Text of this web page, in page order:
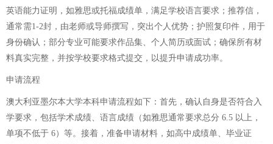
英语能力证明，如雅思或托福成绩单，满足学校语言要求；推荐信，
通常需1-2封，由老师或导师撰写，突出个人优势；护照复印件，用于
身份确认；部分专业可能要求作品集、个人简历或面试；确保所有材
料真实完整，并按学校要求格式提交，以提升申请成功率。
申请流程
澳大利亚墨尔本大学本科申请流程如下：首先，确认自身是否符合入
学要求，包括学术成绩、语言成绩（如雅思通常要求总分 6.5 以上，
单项不低于 6）等。接着，准备申请材料，如高中成绩单、毕业证